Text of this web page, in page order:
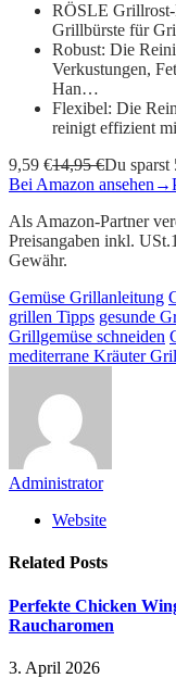
RÖSLE
Grillbürste für
Robust: Die
Verkustungen,
Han…
Flexibel: Die
reinigt effizient
9,59 €14,95 €Du sparst
Bei Amazon ansehen →
Als Amazon-Partner
Preisangaben inkl.
Gewähr.
Gemüse Grillanleitung
grillen Tipps gesunde
Grillgemüse schneiden
mediterrane Kräuter
Administrator
Website
Related Posts
Perfekte Chicken
Raucharomen
3. April 2026